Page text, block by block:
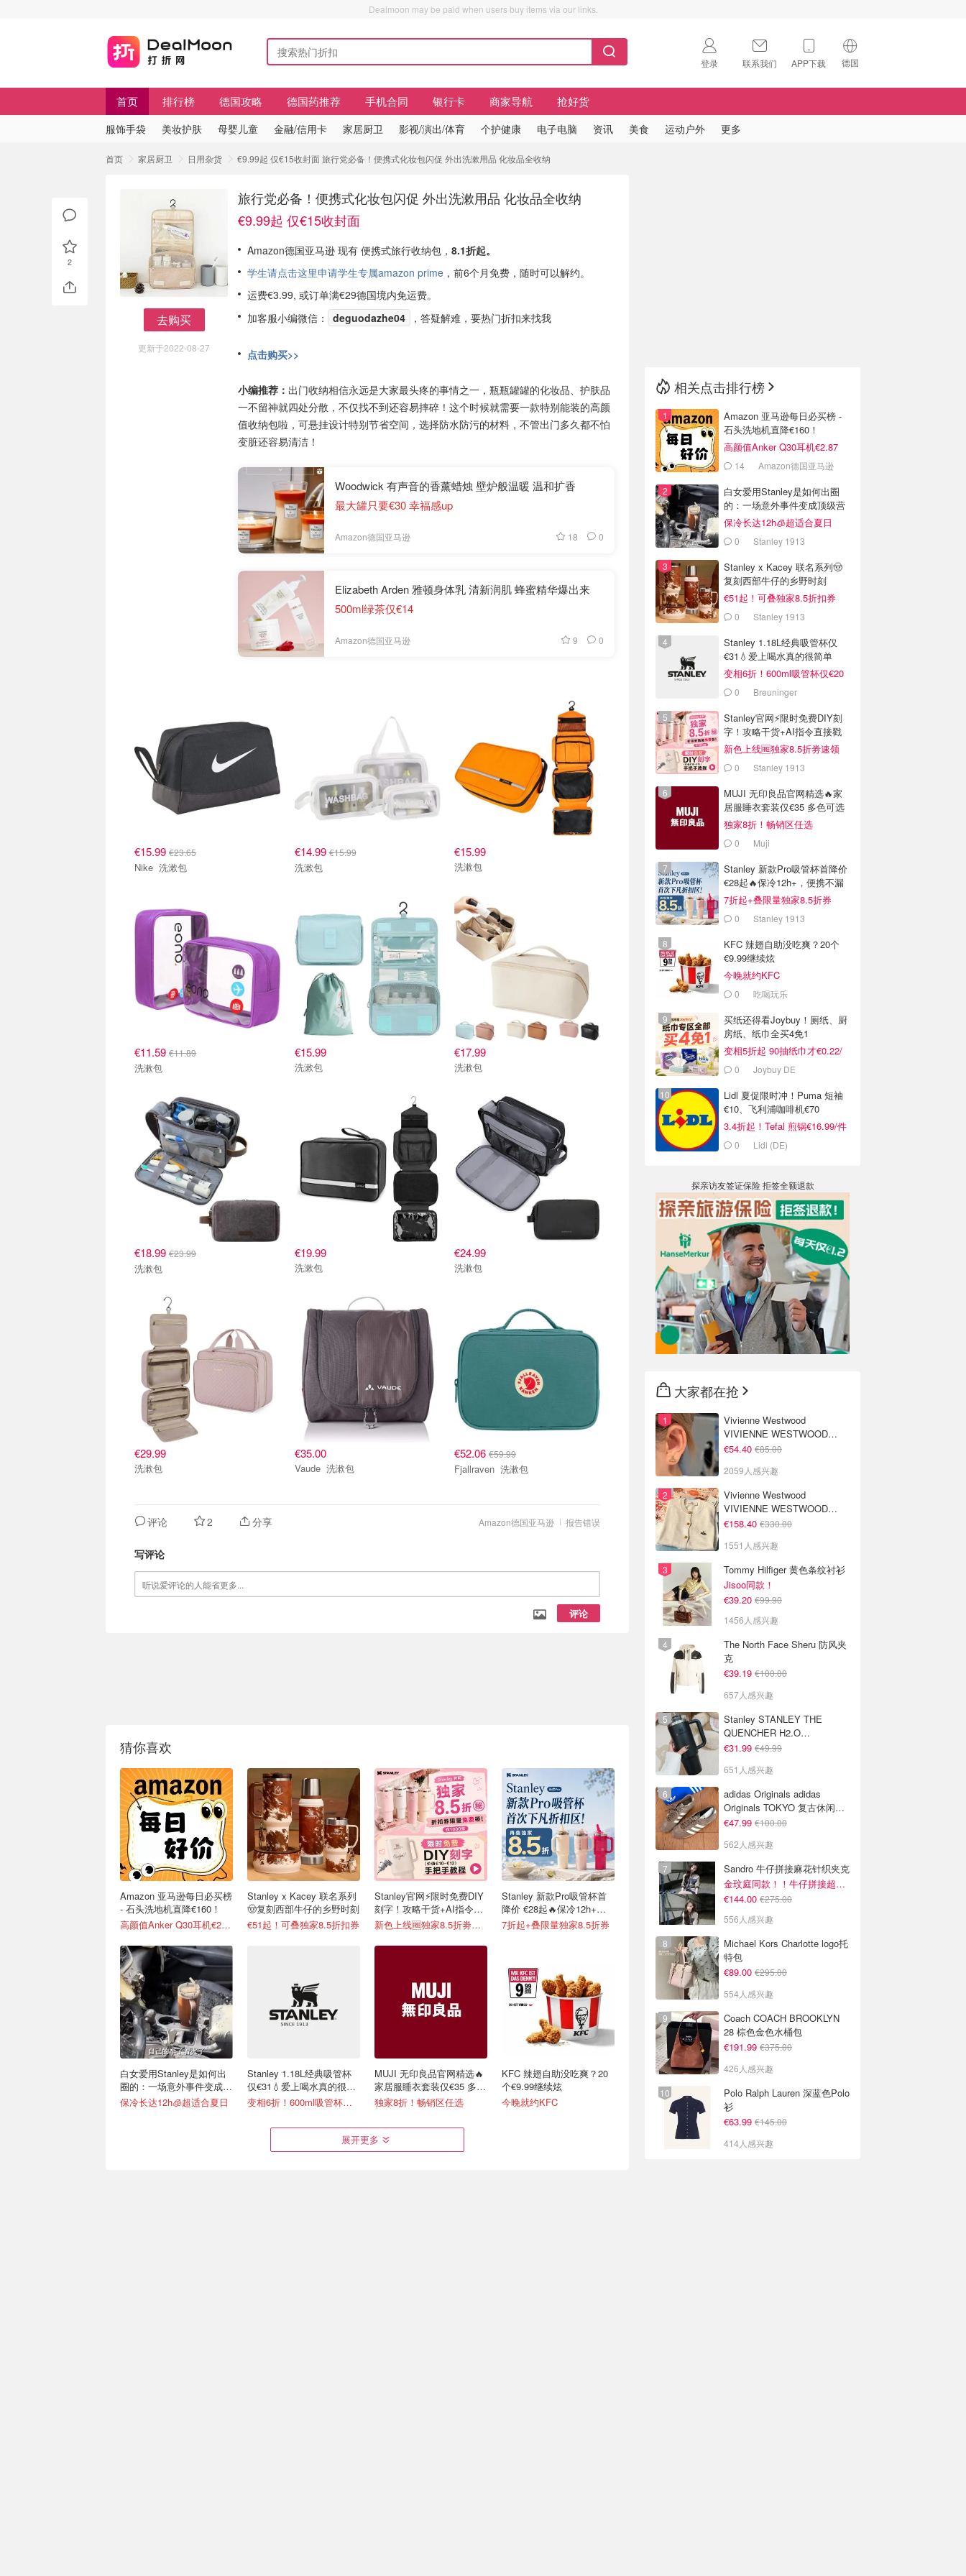
Dealmoon may be paid when users buy items via our links.
登录 联系我们 APP下载 德国
🇺🇸
首页 排行榜 德国攻略 德国药推荐 手机合同 银行卡 商家导航 抢好货
服饰手袋 美妆护肤 母婴儿童 金融/信用卡 家居厨卫 影视/演出/体育 个护健康 电子电脑 资讯 美食 运动户外 更多
首页 家居厨卫 日用杂货 €9.99起 仅€15收封面 旅行党必备！便携式化妆包闪促 外出洗漱用品 化妆品全收纳
去购买
更新于2022-08-27
旅行党必备！便携式化妆包闪促 外出洗漱用品 化妆品全收纳
€9.99起 仅€15收封面
Amazon德国亚马逊 现有 便携式旅行收纳包， 8.1折起。
学生请点击这里申请学生专属amazon prime ，前6个月免费，随时可以解约。
运费€3.99, 或订单满€29德国境内免运费。
加客服小编微信：
deguodazhe04 ，答疑解难，要热门折扣来找我
点击购买>>
小编推荐： 出门收纳相信永远是大家最头疼的事情之一，瓶瓶罐罐的化妆品、护肤品
一不留神就四处分散，不仅找不到还容易摔碎！这个时候就需要一款特别能装的高颜
值收纳包啦，可悬挂设计特别节省空间，选择防水防污的材料，不管出门多久都不怕
变脏还容易清洁！
Woodwick 有声音的香薰蜡烛 壁炉般温暖 温和扩香
最大罐只要€30 幸福感up
Amazon德国亚马逊 18 0
Elizabeth Arden 雅顿身体乳 清新润肌 蜂蜜精华爆出来
500ml绿茶仅€14
Amazon德国亚马逊 9 0
€15.99 €23.65
Nike 洗漱包
€14.99€15.99
洗漱包
€15.99
洗漱包
€11.59 €11.89
洗漱包
€15.99
洗漱包
€17.99
洗漱包
€18.99 €23.99
洗漱包
€19.99
洗漱包
€24.99
洗漱包
€29.99
洗漱包
€35.00
Vaude 洗漱包
€52.06 €59.99
Fjallraven 洗漱包
报告错误
Amazon德国亚马逊
评论 2 分享
写评论
评论
猜你喜欢
Amazon 亚马逊每日必买榜
- 石头洗地机直降€160！
高颜值Anker Q30耳机€2.87
白女爱用Stanley是如何出
圈的：一场意外事件变成顶
级营销案例
保冷长达12h🧊超适合夏日
Stanley x Kacey 联名系列
🤠复刻西部牛仔的乡野时刻
€51起！可叠独家8.5折扣券
Stanley 1.18L经典吸管杯
仅€31💧爱上喝水真的很简
单
变相6折！600ml吸管杯仅€20
Stanley官网⚡️限时免费DIY
刻字！攻略干货+AI指令直
接戳
新色上线🆓独家8.5折劵速领
MUJI 无印良品官网精选🔥
家居服睡衣套装仅€35 多色
可选
独家8折！畅销区任选
Stanley 新款Pro吸管杯首
降价 €28起🔥保冷12h+，
便携不漏水
7折起+叠限量独家8.5折券
KFC 辣翅自助没吃爽？20
个€9.99继续炫
今晚就约KFC
展开更多
2
相关点击排行榜
Amazon 亚马逊每日必买榜 -
石头洗地机直降€160！
高颜值Anker Q30耳机€2.87
14 Amazon德国亚马逊
白女爱用Stanley是如何出圈
的：一场意外事件变成顶级营
销案例
保冷长达12h🧊超适合夏日
0 Stanley 1913
Stanley x Kacey 联名系列🤠
复刻西部牛仔的乡野时刻
€51起！可叠独家8.5折扣券
0 Stanley 1913
Stanley 1.18L经典吸管杯仅
€31💧爱上喝水真的很简单
变相6折！600ml吸管杯仅€20
0 Breuninger
Stanley官网⚡️限时免费DIY刻
字！攻略干货+AI指令直接戳
新色上线🆓独家8.5折劵速领
0 Stanley 1913
MUJI 无印良品官网精选🔥家
居服睡衣套装仅€35 多色可选
独家8折！畅销区任选
0 Muji
Stanley 新款Pro吸管杯首降价
€28起🔥保冷12h+，便携不漏
水
7折起+叠限量独家8.5折券
0 Stanley 1913
KFC 辣翅自助没吃爽？20个
€9.99继续炫
今晚就约KFC
0 吃喝玩乐
买纸还得看Joybuy！厕纸、厨
房纸、纸巾全买4免1
变相5折起 90抽纸巾才€0.22/
包 0 Joybuy DE
Lidl 夏促限时冲！Puma 短袖
€10、飞利浦咖啡机€70
3.4折起！Tefal 煎锅€16.99/件
0 Lidl (DE)
探亲访友签证保险 拒签全额退款
大家都在抢
Vivienne Westwood
VIVIENNE WESTWOOD
Nano Solitaire 耳环
€54.40 €85.00
2059人感兴趣
Vivienne Westwood
VIVIENNE WESTWOOD
'Bea' 短款开衫
€158.40 €330.00
1551人感兴趣
Tommy Hilfiger 黄色条纹衬衫
Jisoo同款！
€39.20 €99.90
1456人感兴趣
The North Face Sheru 防风夹
克
€39.19 €100.00
657人感兴趣
Stanley STANLEY THE
QUENCHER H2.O
FLOWSTATE 保温杯 1.18L 黑
€31.99 €49.99
651人感兴趣
adidas Originals adidas
Originals TOKYO 复古休闲鞋
深棕色
€47.99 €100.00
562人感兴趣
Sandro 牛仔拼接麻花针织夹克
金玟庭同款！！牛仔拼接超有层次感
€144.00 €275.00
556人感兴趣
Michael Kors Charlotte logo托
特包
€89.00 €295.00
554人感兴趣
Coach COACH BROOKLYN
28 棕色金色水桶包
€191.99 €375.00
426人感兴趣
Polo Ralph Lauren 深蓝色Polo
衫
€63.99 €145.00
414人感兴趣